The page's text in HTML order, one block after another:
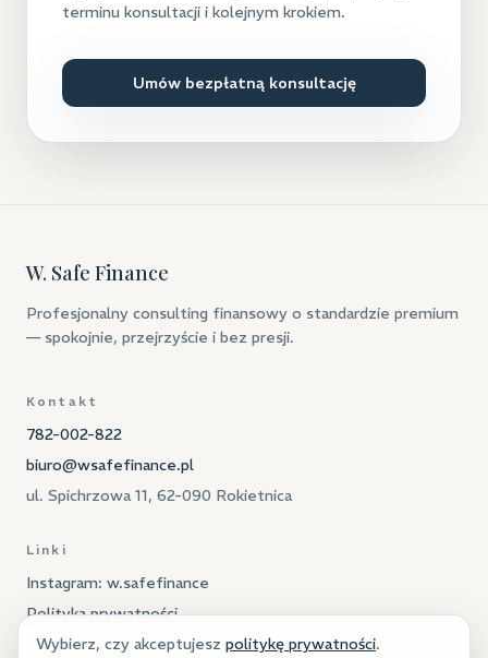
terminu konsultacji i kolejnym krokiem.
Umów bezpłatną konsultację
W. Safe Finance
Profesjonalny consulting finansowy o standardzie premium
— spokojnie, przejrzyście i bez presji.
Kontakt
782-002-822
biuro@wsafefinance.pl
ul. Spichrzowa 11, 62-090 Rokietnica
Linki
Instagram: w.safefinance
Polityka prywatności
Wybierz, czy akceptujesz politykę prywatności.